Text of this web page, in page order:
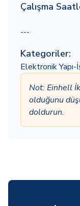
Çalışma
---
Kategoriler:
Elektronik
Not: Einhell
olduğunu
doldurun.